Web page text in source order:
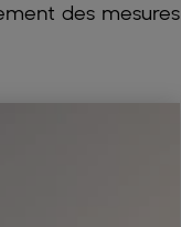
des mesures